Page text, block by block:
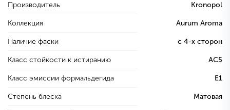
Производитель Kronopol
Коллекция Aurum Aroma
Наличие фаски с 4-х сторон
Класс стойкости к истиранию AC5
Класс эмиссии формальдегида E1
Степень блеска Матовая